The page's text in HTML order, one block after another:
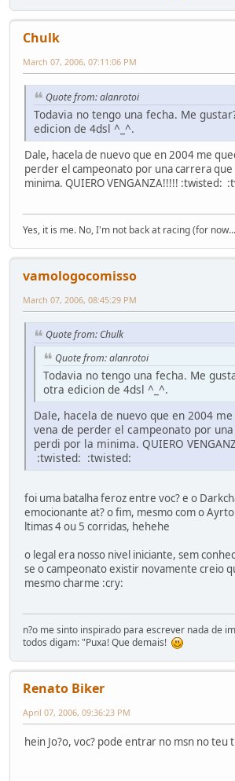
Chulk
March 07, 2006, 07:11:06 PM
Quote from: alanrotoi
Todavia no tengo una fecha. Me
edicion de 4dsl ^_^.
Dale, hacela de nuevo que en 2004 me
perder el campeonato por una carrera
minima. QUIERO VENGANZA!!!!! :twisted:
Yes, it is me. No, I'm not back at racing (for
vamologocomisso
March 07, 2006, 08:45:29 PM
Quote from: Chulk
Quote from: alanrotoi
Todavia no tengo una fecha. Me
otra edicion de 4dsl ^_^.
Dale, hacela de nuevo que en 2004
vena de perder el campeonato por
perdi por la minima. QUIERO
:twisted: :twisted:
foi uma batalha feroz entre voc? e o
emocionante at? o fim, mesmo com o
ltimas 4 ou 5 corridas, hehehe
o legal era nosso nivel iniciante, sem
se o campeonato existir novamente creio
mesmo charme :cry:
n?o me sinto inspirado para escrever nada de
todos digam: "Puxa! Que demais!
Renato Biker
April 07, 2006, 09:36:23 PM
hein Jo?o, voc? pode entrar no msn no teu